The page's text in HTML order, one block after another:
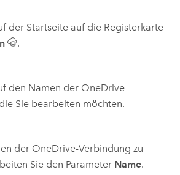
der Startseite auf die Registerkarte
.
den Namen der OneDrive-
Sie bearbeiten möchten.
der OneDrive-Verbindung zu
Sie den Parameter Name.